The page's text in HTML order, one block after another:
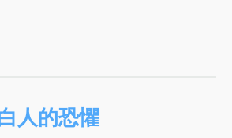
人的恐懼